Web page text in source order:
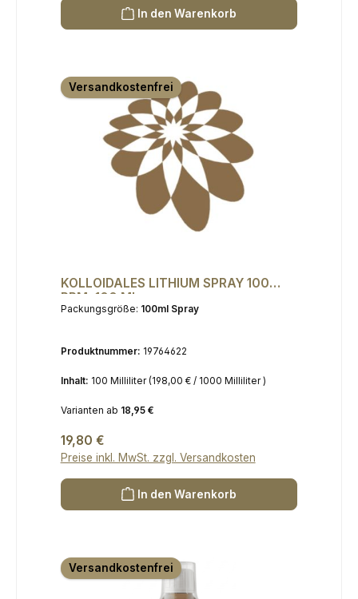
In den Warenkorb
Versandkostenfrei
KOLLOIDALES LITHIUM SPRAY 100
PPM, 100 ML
Packungsgröße: 100ml Spray
Produktnummer: 19764622
Inhalt: 100 Milliliter(198,00 € / 1000 Milliliter )
Varianten ab 18,95 €
Regulärer Preis:
19,80 €
Preise inkl. MwSt. zzgl. Versandkosten
In den Warenkorb
Versandkostenfrei